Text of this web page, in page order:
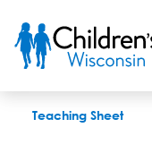
Teaching Sheet